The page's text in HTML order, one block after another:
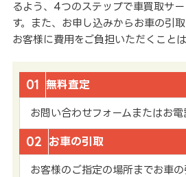
るよう、4つのステップで車買取サ
す。また、お申し込みからお車の引
お客様に費用をご負担いただくことは
01 無料査定
お問い合わせフォームまたはお電
02 お車の引取
お客様のご指定の場所までお車の